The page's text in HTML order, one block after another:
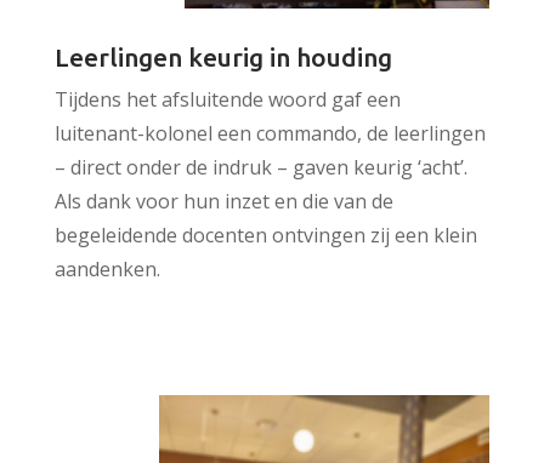
Leerlingen keurig in houding
Tijdens het afsluitende woord gaf een
luitenant-kolonel een commando, de leerlingen
– direct onder de indruk – gaven keurig ‘acht’.
Als dank voor hun inzet en die van de
begeleidende docenten ontvingen zij een klein
aandenken.